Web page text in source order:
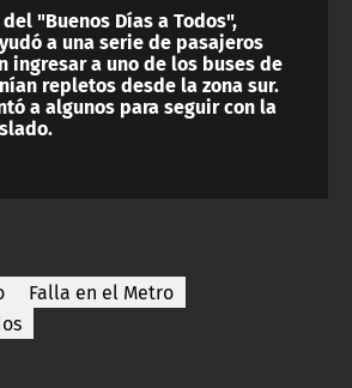
"Buenos Días a Todos",
a una serie de pasajeros
ingresar a uno de los buses de
repletos desde la zona sur.
a algunos para seguir con la
Falla en el Metro